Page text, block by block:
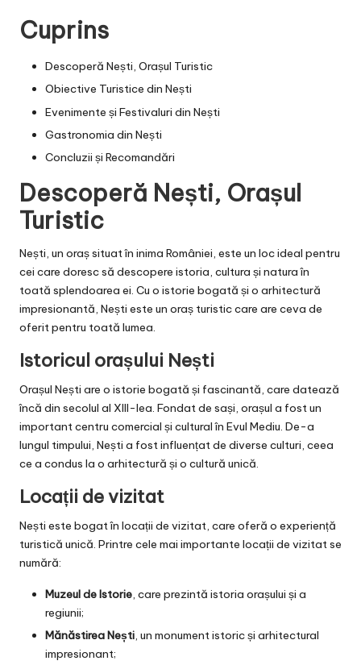
Cuprins
Descoperă Nești, Orașul Turistic
Obiective Turistice din Nești
Evenimente și Festivaluri din Nești
Gastronomia din Nești
Concluzii și Recomandări
Descoperă Nești, Orașul
Turistic
Nești, un oraș situat în inima României, este un loc ideal pentru
cei care doresc să descopere istoria, cultura și natura în
toată splendoarea ei. Cu o istorie bogată și o arhitectură
impresionantă, Nești este un oraș turistic care are ceva de
oferit pentru toată lumea.
Istoricul orașului Nești
Orașul Nești are o istorie bogată și fascinantă, care datează
încă din secolul al XIII-lea. Fondat de sași, orașul a fost un
important centru comercial și cultural în Evul Mediu. De-a
lungul timpului, Nești a fost influențat de diverse culturi, ceea
ce a condus la o arhitectură și o cultură unică.
Locații de vizitat
Nești este bogat în locații de vizitat, care oferă o experiență
turistică unică. Printre cele mai importante locații de vizitat se
numără:
Muzeul de Istorie, care prezintă istoria orașului și a
regiunii;
Mănăstirea Nești, un monument istoric și arhitectural
impresionant;